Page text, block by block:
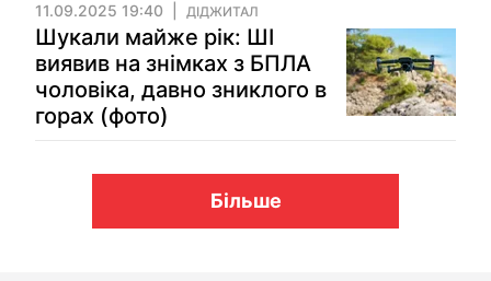
11.09.2025 19:40 ДІДЖИТАЛ
Шукали майже рік: ШІ
виявив на знімках з БПЛА
чоловіка, давно зниклого в
горах (фото)
Більше